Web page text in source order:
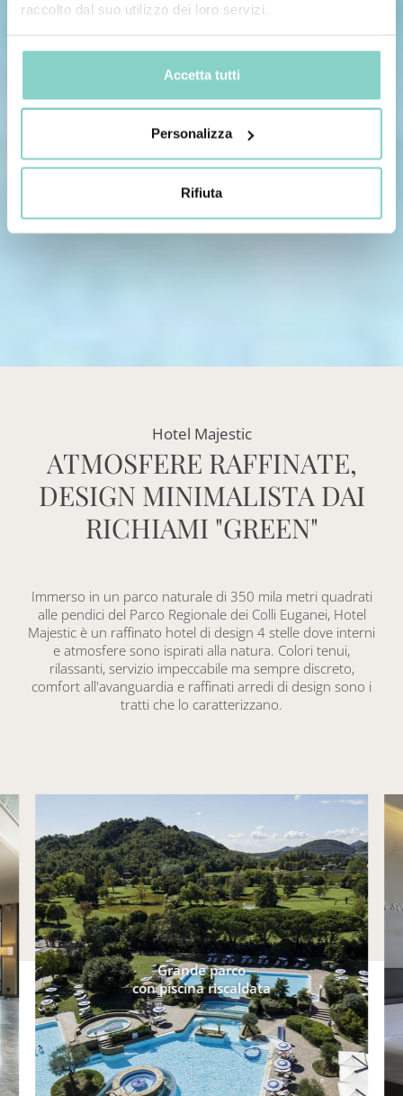
raccolto dal suo utilizzo dei loro servizi.
Accetta tutti
Personalizza
Rifiuta
Hotel Majestic
ATMOSFERE RAFFINATE,
DESIGN MINIMALISTA DAI
RICHIAMI "GREEN"
Immerso in un parco naturale di 350 mila metri quadrati
alle pendici del Parco Regionale dei Colli Euganei, Hotel
Majestic è un raffinato hotel di design 4 stelle dove interni
e atmosfere sono ispirati alla natura. Colori tenui,
rilassanti, servizio impeccabile ma sempre discreto,
comfort all'avanguardia e raffinati arredi di design sono i
tratti che lo caratterizzano.
Grande parco
con piscina riscaldata